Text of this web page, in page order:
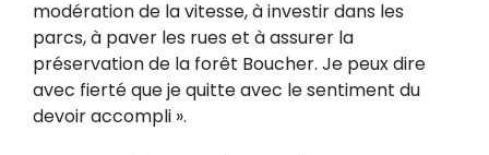
modération de la vitesse, à investir dans les
parcs, à paver les rues et à assurer la
préservation de la forêt Boucher. Je peux dire
avec fierté que je quitte avec le sentiment du
devoir accompli ».